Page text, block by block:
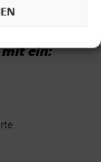
ein: